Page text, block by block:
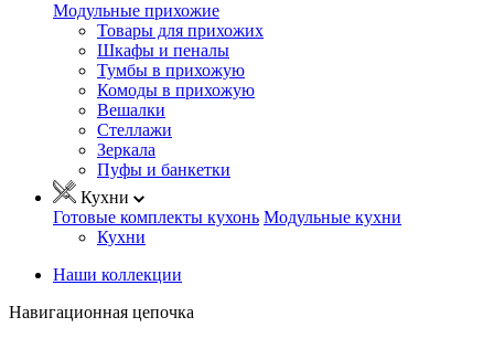
Модульные прихожие
Товары для прихожих
Шкафы и пеналы
Тумбы в прихожую
Комоды в прихожую
Вешалки
Стеллажи
Зеркала
Пуфы и банкетки
Кухни
Готовые комплекты кухонь Модульные кухни
Кухни
Наши коллекции
Навигационная цепочка